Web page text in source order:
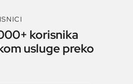
korisnika
usluge preko